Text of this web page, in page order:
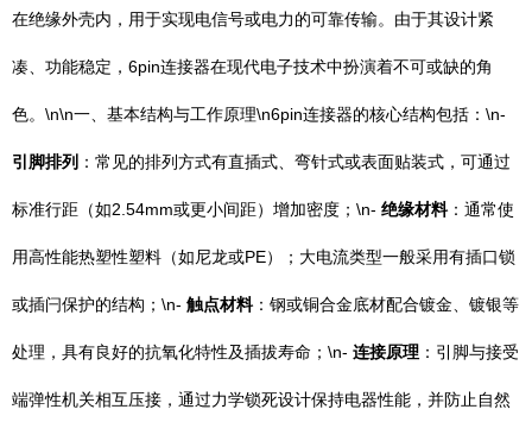
在绝缘外壳内，用于实现电信号或电力的可靠传输。由于其设计紧
凑、功能稳定，6pin连接器在现代电子技术中扮演着不可或缺的角
色。\n\n一、基本结构与工作原理\n6pin连接器的核心结构包括：\n-
引脚排列 ：常见的排列方式有直插式、弯针式或表面贴装式，可通过
标准行距（如2.54mm或更小间距）增加密度；\n- 绝缘材料：通常使
用高性能热塑性塑料（如尼龙或PE）；大电流类型一般采用有插口锁
或插闩保护的结构；\n- 触点材料：钢或铜合金底材配合镀金、镀银等
处理，具有良好的抗氧化特性及插拔寿命；\n- 连接原理 ：引脚与接受
端弹性机关相互压接，通过力学锁死设计保持电器性能，并防止自然